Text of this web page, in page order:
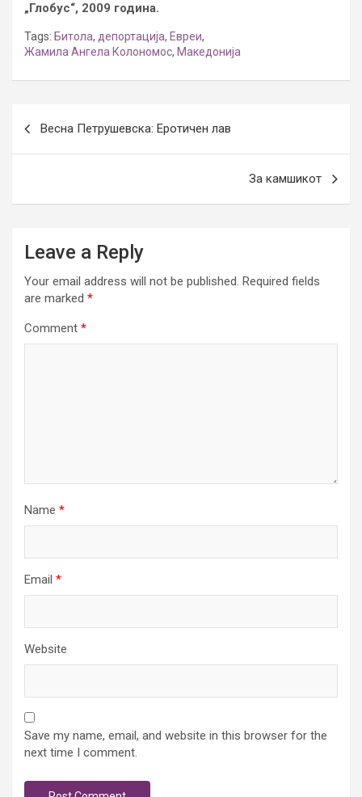
„Глобус“, 2009 година.
Tags: Битола, депортација, Евреи,
Жамила Ангела Колономос, Македонија
navigation
Весна Петрушевска: Еротичен лав
За камшикот
Leave a Reply
Your email address will not be published. Required fields
are marked *
Comment *
Name *
Email *
Website
Save my name, email, and website in this browser for the
next time I comment.